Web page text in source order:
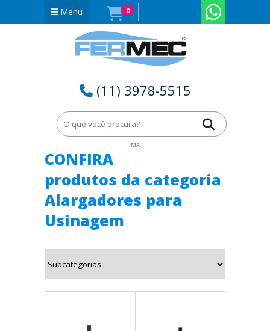
Menu 0
(11) 3978-5515
Home
Alargadores para Usinagem em São Bento - Maranhão -
MA
CONFIRA
produtos da categoria
Alargadores para
Usinagem